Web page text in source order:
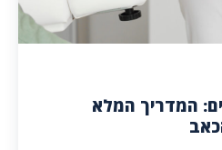
המדריך המלא